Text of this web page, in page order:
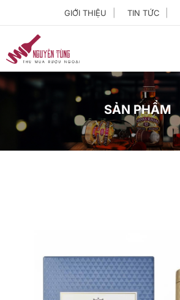
GIỚI THIỆU TIN TỨC
SẢN PHẨM